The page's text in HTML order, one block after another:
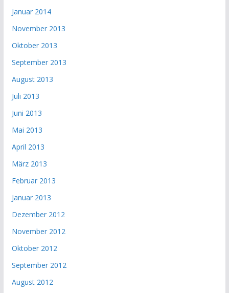
Januar 2014
November 2013
Oktober 2013
September 2013
August 2013
Juli 2013
Juni 2013
Mai 2013
April 2013
März 2013
Februar 2013
Januar 2013
Dezember 2012
November 2012
Oktober 2012
September 2012
August 2012